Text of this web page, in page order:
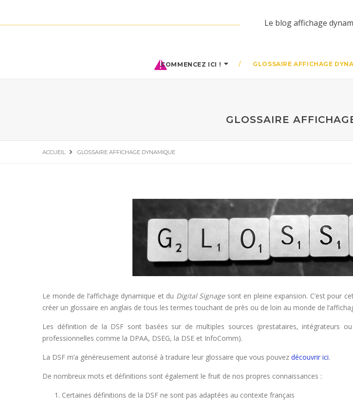
Le blog affichage
COMMENCEZ ICI ! GLOSSAIRE AFFICHAGE
GLOSSAIRE
ACCUEIL GLOSSAIRE AFFICHAGE DYNAMIQUE
Le monde de l’affichage dynamique et du Digital Signagesont en pleine expansion. C’est pour
créer un glossaire en anglais de tous les termes touchant de près ou de loin au monde de
Les définition de la DSF sont basées sur de multiples sources (prestataires, intégrateurs
professionnelles comme la DPAA, DSEG, la DSE et InfoComm).
La DSF m’a généreusement autorisé à traduire leur glossaire que vous pouvez découvrir ici.
De nombreux mots et définitions sont également le fruit de nos propres connaissances :
Certaines définitions de la DSF ne sont pas adaptées au contexte français